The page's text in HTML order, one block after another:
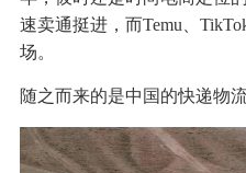
速卖通挺进，而Temu、
场。
随之而来的是中国的快递物流